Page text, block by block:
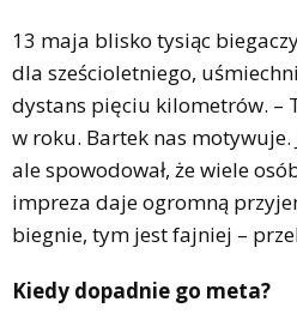
13 maja blisko tysiąc
dla sześcioletniego,
dystans pięciu kilometrów. –
w roku. Bartek nas motywuje.
ale spowodował, że wiele
impreza daje ogromną
biegnie, tym jest fajniej –
Kiedy dopadnie go meta?